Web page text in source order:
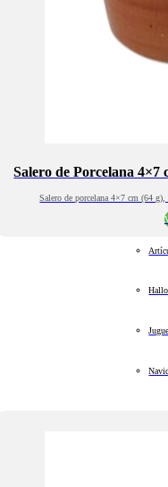
Salero de Porcelana
Salero de porcelana 4×7 cm (64 g),